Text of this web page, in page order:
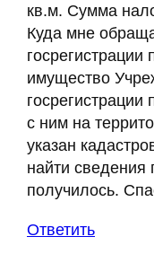
кв.м. Сумма
Куда мне
имущество
с ним на
указан
найти сведения
получилось.
Ответить